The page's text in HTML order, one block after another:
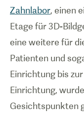
Zahnlabor, einen
Etage für 3D-
eine weitere für
Patienten und
Einrichtung bis
Einrichtung,
Gesichtspunkten